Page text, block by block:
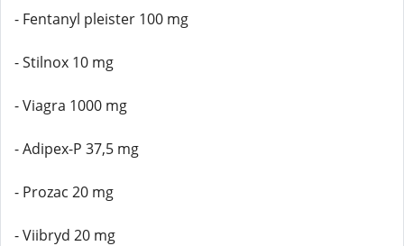
- Fentanyl pleister 100 mg
- Stilnox 10 mg
- Viagra 1000 mg
- Adipex-P 37,5 mg
- Prozac 20 mg
- Viibryd 20 mg